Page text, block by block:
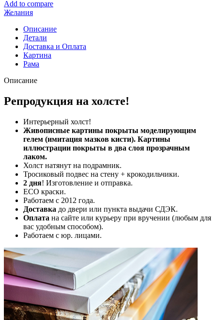
Add to compare
Желания
Описание
Детали
Доставка и Оплата
Картина
Рама
Описание
Репродукция на холсте!
Интерьерный холст!
Живописные картины покрыты моделирующим
гелем (имитация мазков кисти). Картины
иллюстрации покрыты в два слоя прозрачным
лаком.
Холст натянут на подрамник.
Тросиковый подвес на стену + крокодильчики.
2 дня! Изготовление и отправка.
ECO краски.
Работаем с 2012 года.
Доставка до двери или пункта выдачи СДЭК.
Оплата на сайте или курьеру при вручении (любым для
вас удобным способом).
Работаем с юр. лицами.